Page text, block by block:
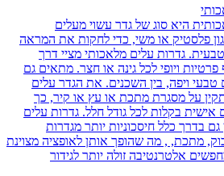
היא סוג של גדר עשוי מעלים
פלסטיק או משי, כדי לחקות את המראה
גדרות עלים מלאכותי מציי דרך
פרטיות ויופי לכל גינה או חצר. מתאים גם
טבעי ויפה, בין השכנים. את הגדר עלים
על מסגרת מתכת או עץ או קיר, כך
אישית בקלות לכל גודל חלל. גדרות עלים
בדרך כלל חיסכוניות יותר מגדרות
מתכת, , מה שהופך אותן לאופציה מצוינת
אלטרנטיבה זולה יותר לגידור